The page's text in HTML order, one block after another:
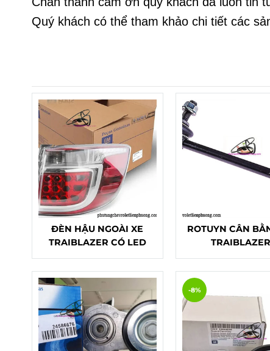
Quý khách có thể tham khảo chi tiết các
ĐÈN HẬU NGOÀI XE
TRAIBLAZER CÓ LED
ROTUYN CÂN
TRAIBLAZER
-8%